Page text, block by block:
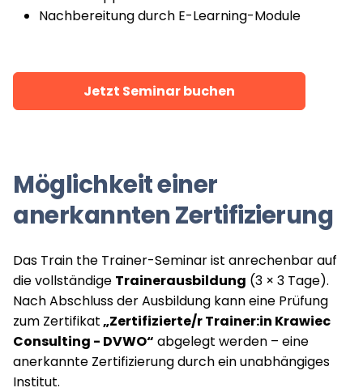
Nachbereitung durch E-Learning-Module
Jetzt Seminar buchen
Möglichkeit einer
anerkannten Zertifizierung
Das Train the Trainer-Seminar ist anrechenbar auf
die vollständige Trainerausbildung (3 × 3 Tage).
Nach Abschluss der Ausbildung kann eine Prüfung
zum Zertifikat„Zertifizierte/r Trainer:in Krawiec
Consulting - DVWO“ abgelegt werden – eine
anerkannte Zertifizierung durch ein unabhängiges
Institut.